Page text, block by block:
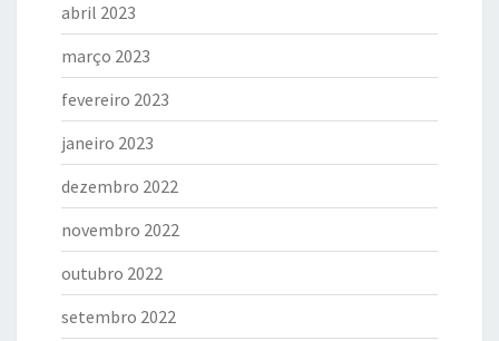
abril 2023
março 2023
fevereiro 2023
janeiro 2023
dezembro 2022
novembro 2022
outubro 2022
setembro 2022